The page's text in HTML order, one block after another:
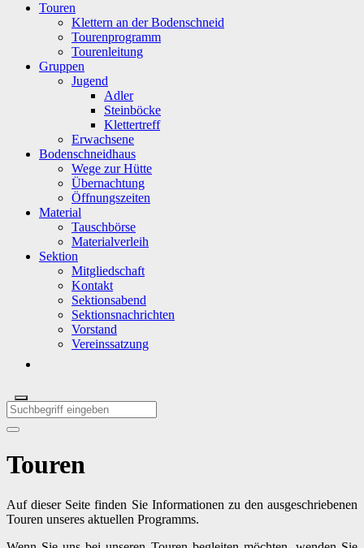
Touren
Klettern an der Bodenschneid
Tourenprogramm
Tourenleitung
Gruppen
Jugend
Adler
Steinböcke
Klettertreff
Erwachsene
Bodenschneidhaus
Wege zur Hütte
Übernachtung
Öffnungszeiten
Material
Tauschbörse
Materialverleih
Sektion
Mitgliedschaft
Kontakt
Sektionsabend
Sektionsnachrichten
Vorstand
Vereinssatzung
Touren
Auf dieser Seite finden Sie Informationen zu den ausgeschriebenen
Touren unseres aktuellen Programms.